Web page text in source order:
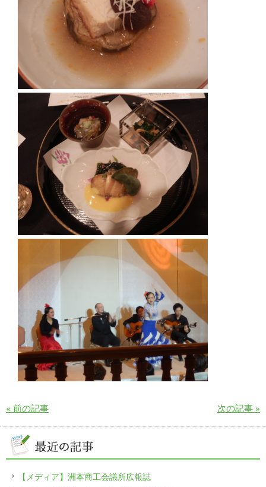
« 前の記事 次の記事 »
【メディア】洲本商工会議所広報誌